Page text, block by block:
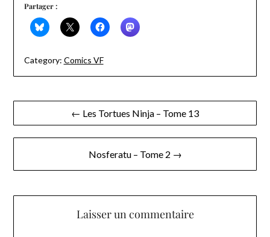
Partager :
Category: Comics VF
Navigation
de
← Les Tortues Ninja – Tome 13
Nosferatu – Tome 2 →
Laisser un commentaire